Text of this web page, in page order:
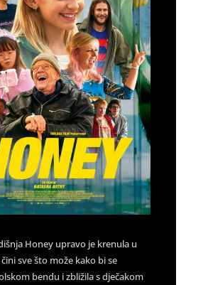
Honey upravo je krenula u
sve što može kako bi se
bendu i zbližila s dječakom